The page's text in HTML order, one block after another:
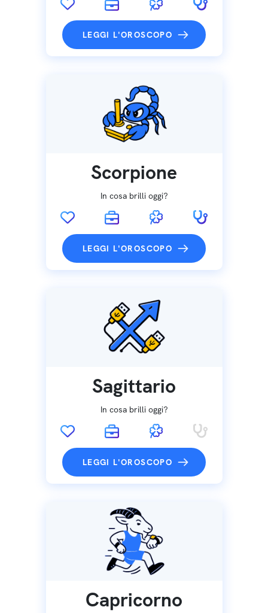
LEGGI L'OROSCOPO
Scorpione
In cosa brilli oggi?
LEGGI L'OROSCOPO
Sagittario
In cosa brilli oggi?
LEGGI L'OROSCOPO
Capricorno